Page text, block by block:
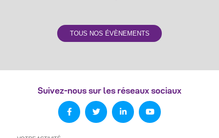
TOUS NOS ÉVÈNEMENTS
Suivez-nous sur les réseaux sociaux